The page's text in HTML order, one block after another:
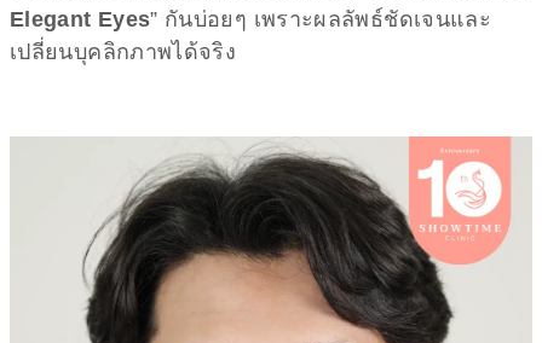
Elegant Eyes” กันบ่อยๆ เพราะผลลัพธ์ชัดเจนและ
เปลี่ยนบุคลิกภาพได้จริง